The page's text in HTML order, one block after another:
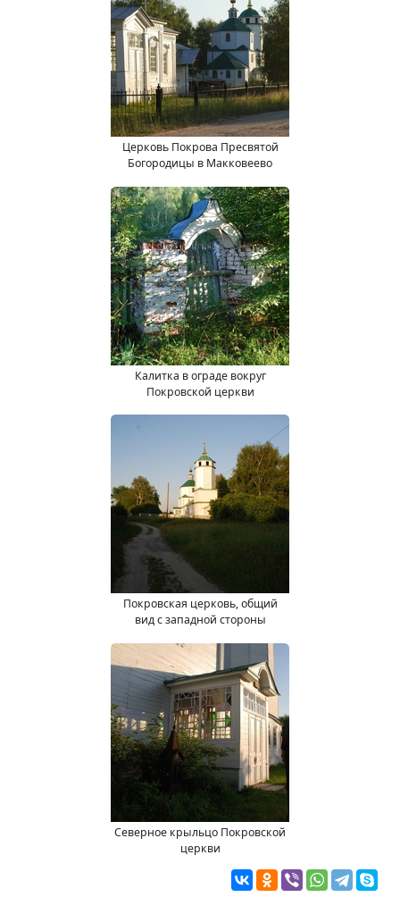
Церковь Покрова Пресвятой
Богородицы в Макковеево
Калитка в ограде вокруг
Покровской церкви
Покровская церковь, общий
вид с западной стороны
Северное крыльцо Покровской
церкви